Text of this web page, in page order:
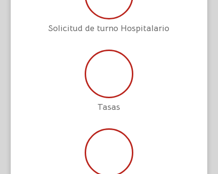
Solicitud de turno Hospitalario
Tasas